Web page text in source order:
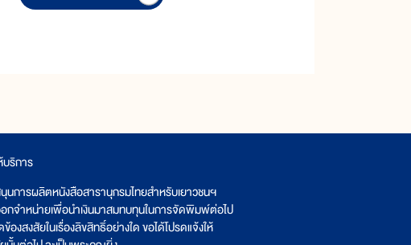
ริการ
นการผลิตหนังสือสารานุกรมไทยสำหรับเยาวชนฯ
ออกจำหน่ายเพื่อนำเงินมาสมทบทุนในการจัดพิมพ์ต่อไป
สงสัยในเรื่องลิขสิทธิ์อย่างใด ขอได้โปรดแจ้งให้